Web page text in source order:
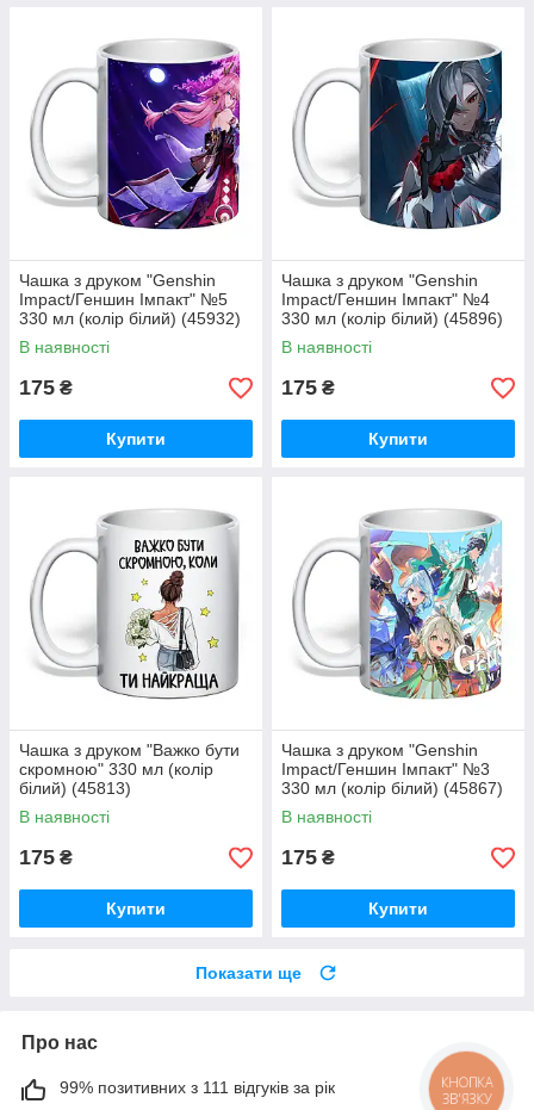
Чашка з друком "Genshin
Impact/Геншин Імпакт" №5
330 мл (колір білий) (45932)
В наявності
175 ₴
Купити
Чашка з друком "Genshin
Impact/Геншин Імпакт" №4
330 мл (колір білий) (45896)
В наявності
175 ₴
Купити
Чашка з друком "Важко бути
скромною" 330 мл (колір
білий) (45813)
В наявності
175 ₴
Купити
Чашка з друком "Genshin
Impact/Геншин Імпакт" №3
330 мл (колір білий) (45867)
В наявності
175 ₴
Купити
Показати ще
Про нас
99% позитивних з 111 відгуків за рік